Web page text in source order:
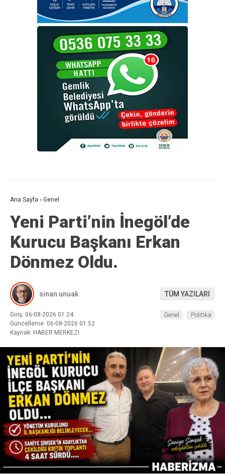
Ana Sayfa › Genel
Yeni Parti’nin İnegöl’de
Kurucu Başkanı Erkan
Dönmez Oldu.
sinan unuak TÜM YAZILARI
Giriş: 06-08-2026 01:24
Güncelleme: 06-08-2026 01:52
Kaynak: HABER MERKEZI
Genel Politika